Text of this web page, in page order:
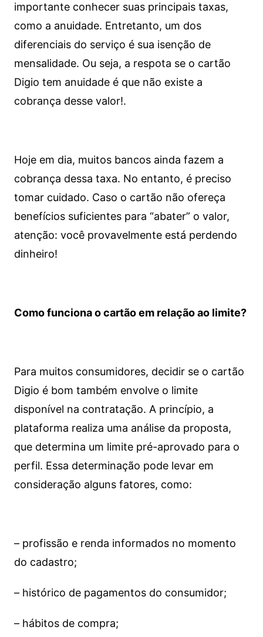
importante conhecer suas principais taxas,
como a anuidade. Entretanto, um dos
diferenciais do serviço é sua isenção de
mensalidade. Ou seja, a respota se o cartão
Digio tem anuidade é que não existe a
cobrança desse valor!.
Hoje em dia, muitos bancos ainda fazem a
cobrança dessa taxa. No entanto, é preciso
tomar cuidado. Caso o cartão não ofereça
benefícios suficientes para “abater” o valor,
atenção: você provavelmente está perdendo
dinheiro!
Como funciona o cartão em relação ao limite?
Para muitos consumidores, decidir se o cartão
Digio é bom também envolve o limite
disponível na contratação. A princípio, a
plataforma realiza uma análise da proposta,
que determina um limite pré-aprovado para o
perfil. Essa determinação pode levar em
consideração alguns fatores, como:
– profissão e renda informados no momento
do cadastro;
– histórico de pagamentos do consumidor;
– hábitos de compra;